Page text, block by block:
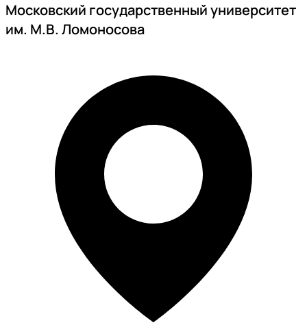
Московский государственный университет
им. М.В. Ломоносова